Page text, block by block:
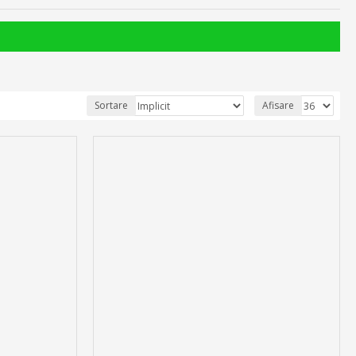
Sortare Afisare